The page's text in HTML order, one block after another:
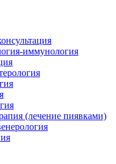
иммунология
(лечение пиявками)